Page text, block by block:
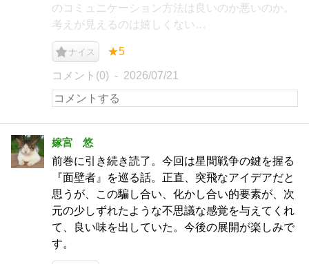
のコミュニケーション方法は良いのか悪いのか。
考えが見えるのは嬉しくない…
ナイス ★5
コメント(0) 2026/07/21
嫁宮 悠
前巻に引き続き読了。今回は星間戦争の鍵を握る
『面壁者』を巡る話。正直、突飛なアイデアだと
思うが、この騙し合い、化かし合い的要素が、次
元の少しずれたような不思議な感覚を与えてくれ
て、良い味を出していた。今後の展開が楽しみで
す。